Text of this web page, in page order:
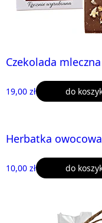
Czekolada
19,00 zł do
Herbatka
10,00 zł do